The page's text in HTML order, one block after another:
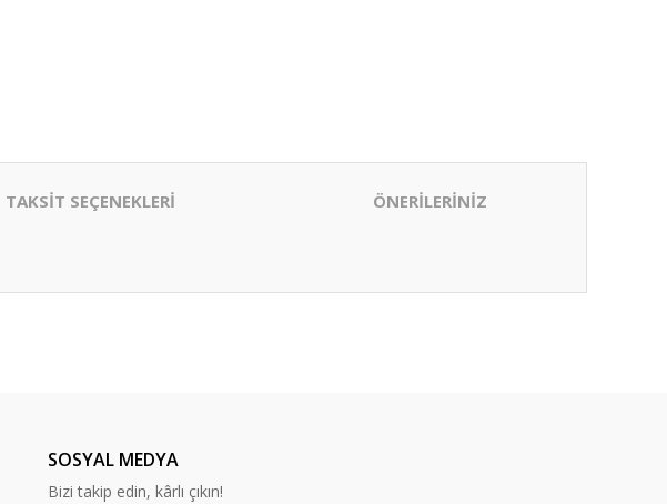
TAKSİT SEÇENEKLERİ ÖNERİLERİNİZ
SOSYAL MEDYA
Bizi takip edin, kârlı çıkın!